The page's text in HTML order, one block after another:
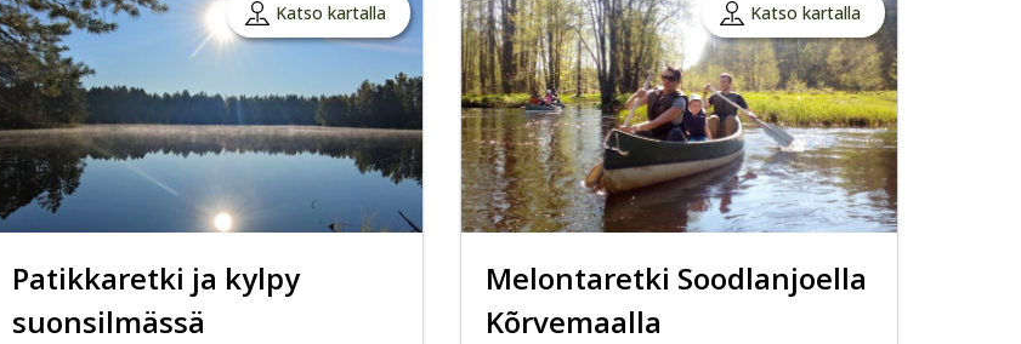
Katso kartalla
Patikkaretki ja kylpy
suonsilmässä
Katso kartalla
Melontaretki Soodlanjoella
Kõrvemaalla